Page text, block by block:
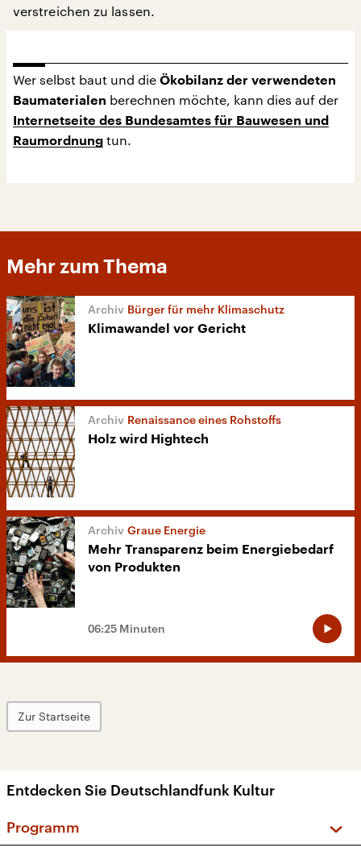
verstreichen zu lassen.
Wer selbst baut und die Ökobilanz der verwendeten
Baumaterialen berechnen möchte, kann dies auf der
Internetseite des Bundesamtes für Bauwesen und
Raumordnung tun.
Mehr zum Thema
Bürger für mehr Klimaschutz
Klimawandel vor Gericht
Renaissance eines Rohstoffs
Holz wird Hightech
Graue Energie
Mehr Transparenz beim Energiebedarf
von Produkten
06:25 Minuten
Zur Startseite
Entdecken Sie Deutschlandfunk Kultur
Programm